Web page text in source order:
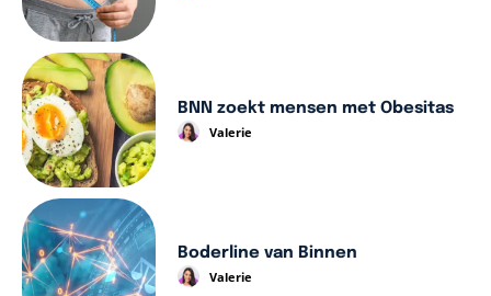
BNN zoekt mensen met Obesitas
Valerie
Boderline van Binnen
Valerie